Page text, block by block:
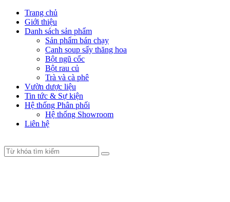
Trang chủ
Giới thiệu
Danh sách sản phẩm
Sản phẩm bán chạy
Canh soup sấy thăng hoa
Bột ngũ cốc
Bột rau củ
Trà và cà phê
Vườn dược liệu
Tin tức & Sự kiện
Hệ thống Phân phối
Hệ thống Showroom
Liên hệ